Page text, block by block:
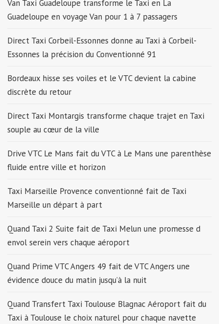
Van Taxi Guadeloupe transforme le Taxi en La
Guadeloupe en voyage Van pour 1 à 7 passagers
Direct Taxi Corbeil-Essonnes donne au Taxi à Corbeil-
Essonnes la précision du Conventionné 91
Bordeaux hisse ses voiles et le VTC devient la cabine
discrète du retour
Direct Taxi Montargis transforme chaque trajet en Taxi
souple au cœur de la ville
Drive VTC Le Mans fait du VTC à Le Mans une parenthèse
fluide entre ville et horizon
Taxi Marseille Provence conventionné fait de Taxi
Marseille un départ à part
Quand Taxi 2 Suite fait de Taxi Melun une promesse d
envol serein vers chaque aéroport
Quand Prime VTC Angers 49 fait de VTC Angers une
évidence douce du matin jusqu’à la nuit
Quand Transfert Taxi Toulouse Blagnac Aéroport fait du
Taxi à Toulouse le choix naturel pour chaque navette